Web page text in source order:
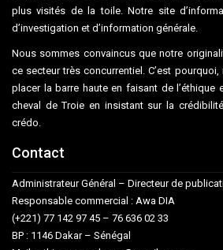
plus visités de la toile. Notre site
d’investigation et d’information générale.
Nous sommes convaincus que notre
ce secteur très concurrentiel. C’est
placer la barre haute en faisant de
cheval de Troie en insistant sur la
crédo.
Contact
Administrateur Général – Directeur de
Responsable commercial : Awa DIA
(+221) 77 142 97 45 – 76 636 02 33
BP : 1146 Dakar – Sénégal